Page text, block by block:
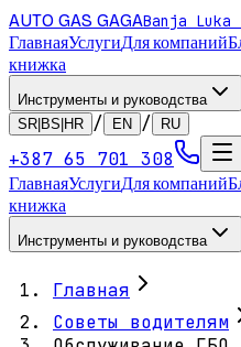
AUTO GAS GAGABanja Luka
ГлавнаяУслугиДля компаний
книжка
Инструменты и руководства
SR|BS|HR
/ EN / RU
+387 65 701 308
ГлавнаяУслугиДля компаний
книжка
Инструменты и руководства
Главная
Советы водителям